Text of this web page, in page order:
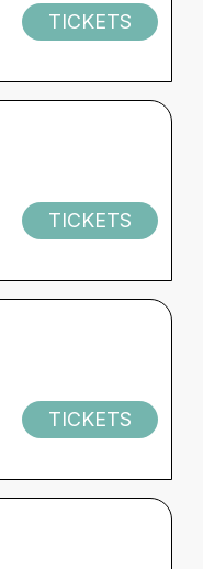
TICKETS
TICKETS
TICKETS